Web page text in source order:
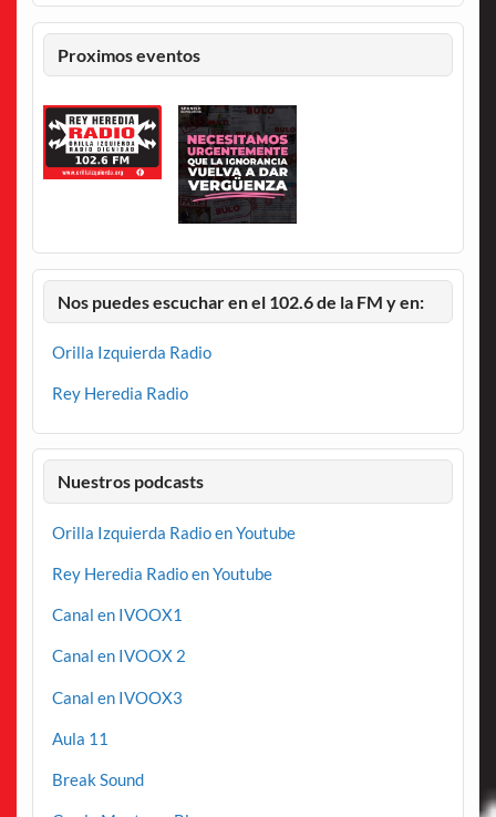
Proximos eventos
Nos puedes escuchar en el 102.6 de la FM y en:
Orilla Izquierda Radio
Rey Heredia Radio
Nuestros podcasts
Orilla Izquierda Radio en Youtube
Rey Heredia Radio en Youtube
Canal en IVOOX1
Canal en IVOOX 2
Canal en IVOOX3
Aula 11
Break Sound